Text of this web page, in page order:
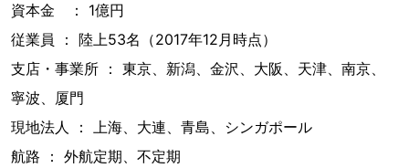
資本金 ： 1億円
従業員 ： 陸上53名（2017年12月時点）
支店・事業所 ： 東京、新潟、金沢、大阪、天津、南京、
寧波、厦門
現地法人 ： 上海、大連、青島、シンガポール
航路 ： 外航定期、不定期